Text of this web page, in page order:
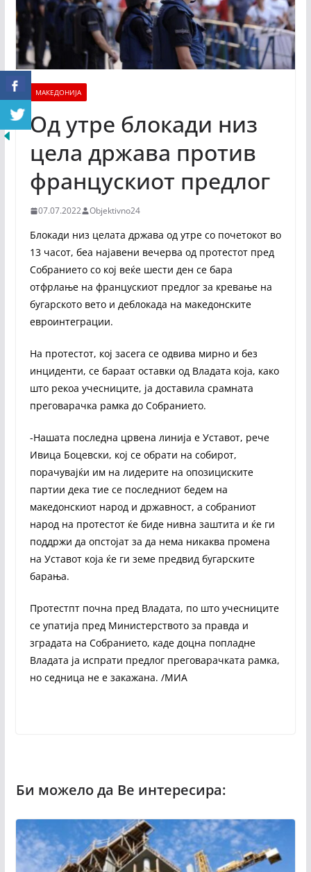
МАКЕДОНИЈА
Од утре блокади низ
цела држава против
францускиот предлог
07.07.2022 Objektivno24
Блокади низ целата држава од утре со почетокот во
13 часот, беа најавени вечерва од протестот пред
Собранието со кој веќе шести ден се бара
отфрлање на францускиот предлог за кревање на
бугарското вето и деблокада на македонските
евроинтеграции.
На протестот, кој засега се одвива мирно и без
инциденти, се бараат оставки од Владата која, како
што рекоа учесниците, ја доставила срамната
преговарачка рамка до Собранието.
-Нашата последна црвена линија е Уставот, рече
Ивица Боцевски, кој се обрати на собирот,
порачувајќи им на лидерите на опозициските
партии дека тие се последниот бедем на
македонскиот народ и државност, а собраниот
народ на протестот ќе биде нивна заштита и ќе ги
поддржи да опстојат за да нема никаква промена
на Уставот која ќе ги земе предвид бугарските
барања.
Протестпт почна пред Владата, по што учесниците
се упатија пред Министерството за правда и
зградата на Собранието, каде доцна попладне
Владата ја испрати предлог преговарачката рамка,
но седница не е закажана. /МИА